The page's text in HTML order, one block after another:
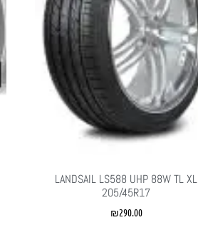
LANDSAIL LS588 UHP 88W TL XL
205/45R17
₪290.00